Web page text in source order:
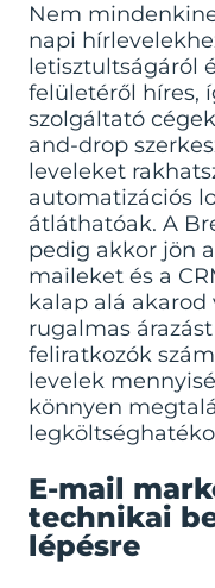
Nem
napi
letisztultságáról
felületéről híres,
szolgáltató
and-drop
leveleket
automatizációs
átláthatóak. A
pedig akkor jön
maileket és a
kalap alá
rugalmas
feliratkozók
levelek
könnyen
E-mail
technikai
lépésre